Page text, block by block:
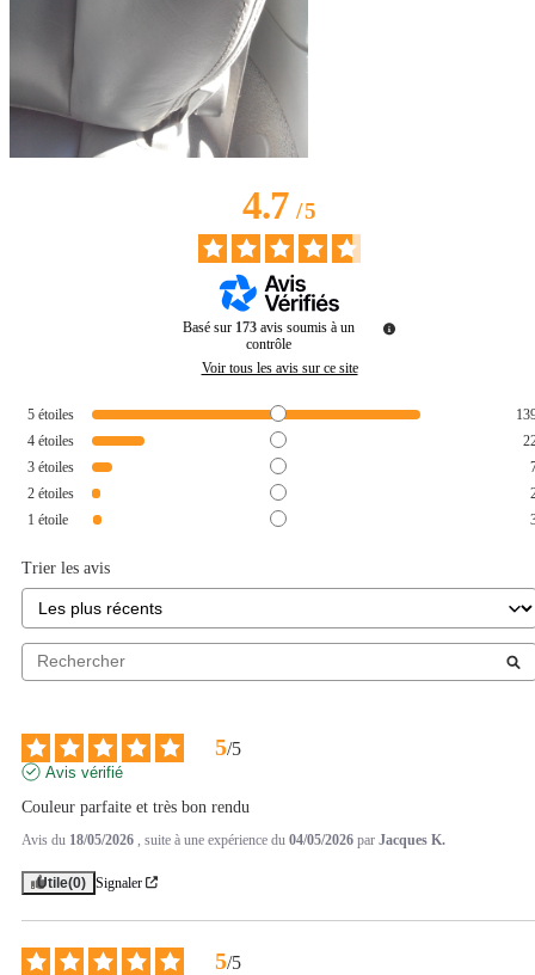
4.7/5
Basé sur 173 avis soumis à un
contrôle
Voir tous les avis sur ce site
5 étoiles
4 étoiles
3 étoiles
2 étoiles
1 étoile
Trier les avis
5/5
Avis vérifié
Couleur parfaite et très bon rendu
Avis du 18/05/2026 , suite à une expérience du 04/05/2026 par Jacques K.
Utile(0) Signaler
5/5